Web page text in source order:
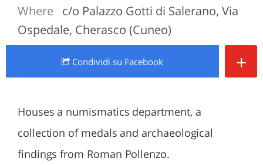
Where
c/o Palazzo Gotti di Salerano, Via
Ospedale, Cherasco (Cuneo)
Condividi su Facebook +
Houses a numismatics department, a
collection of medals and archaeological
findings from Roman Pollenzo.